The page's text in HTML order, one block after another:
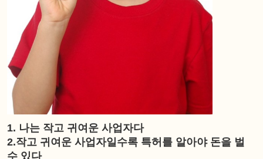
1. 나는 작고 귀여운 사업자다
2.작고 귀여운 사업자일수록 특허를 알아야 돈을 벌
수 있다